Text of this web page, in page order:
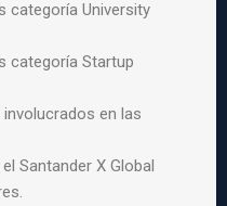
categoría University
categoría Startup
en las
Santander X Global